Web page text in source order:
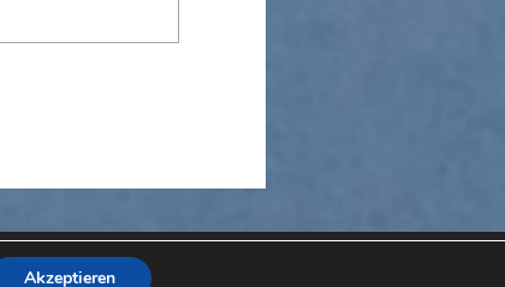
Akzeptieren